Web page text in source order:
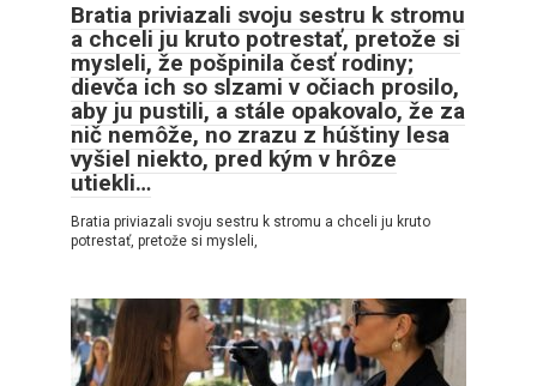
Bratia priviazali svoju sestru k stromu
a chceli ju kruto potrestať, pretože si
mysleli, že pošpinila česť rodiny;
dievča ich so slzami v očiach prosilo,
aby ju pustili, a stále opakovalo, že za
nič nemôže, no zrazu z húštiny lesa
vyšiel niekto, pred kým v hrôze
utiekli…
Bratia priviazali svoju sestru k stromu a chceli ju kruto
potrestať, pretože si mysleli,